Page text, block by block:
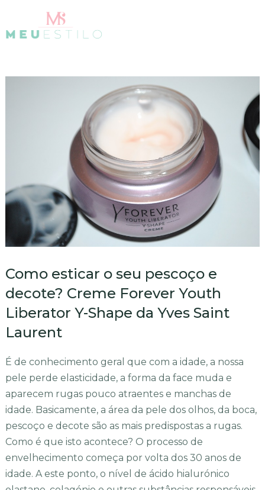
Como esticar o seu pescoço e
decote? Creme Forever Youth
Liberator Y-Shape da Yves Saint
Laurent
É de conhecimento geral que com a idade, a nossa
pele perde elasticidade, a forma da face muda e
aparecem rugas pouco atraentes e manchas de
idade. Basicamente, a área da pele dos olhos, da boca,
pescoço e decote são as mais predispostas a rugas.
Como é que isto acontece? O processo de
envelhecimento começa por volta dos 30 anos de
idade. A este ponto, o nível de ácido hialurónico